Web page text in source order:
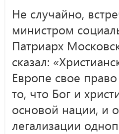
Не случайно,
министром
Патриарх
сказал:
Европе свое
то, что Бог и
основой нации, и
легализации